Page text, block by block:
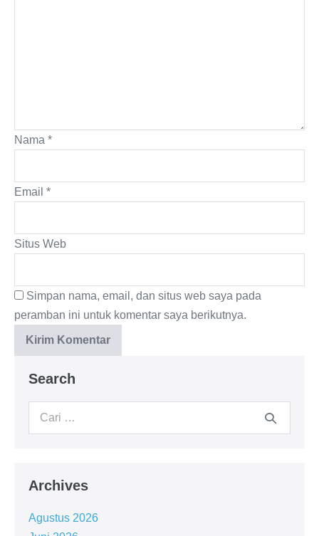
Nama *
Email *
Situs Web
Simpan nama, email, dan situs web saya pada
peramban ini untuk komentar saya berikutnya.
Search
Archives
Agustus 2026